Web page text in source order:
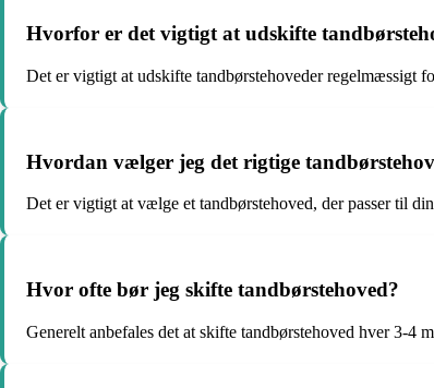
Hvorfor er det vigtigt at udskifte
Det er vigtigt at udskifte tandbørstehoveder regelmæssigt
Hvordan vælger jeg det rigtige
Det er vigtigt at vælge et tandbørstehoved, der passer til
Hvor ofte bør jeg skifte tandbørstehoved?
Generelt anbefales det at skifte tandbørstehoved hver 3-4